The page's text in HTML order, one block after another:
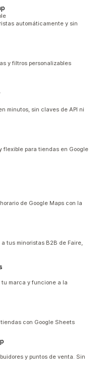
automáticamente y sin
y filtros personalizables
minutos, sin claves de API ni
flexible para tiendas en Google
de Google Maps con la
tus minoristas B2B de Faire,
marca y funcione a la
con Google Sheets
y puntos de venta. Sin